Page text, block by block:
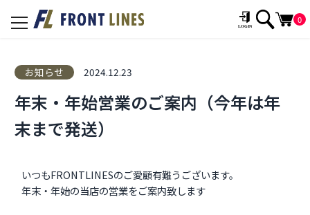
toggle
0
お知らせ 2024.12.23
年末・年始営業のご案内（今年は年
末まで発送）
いつもFRONTLINESのご愛顧有難うございます。
年末・年始の当店の営業をご案内致します